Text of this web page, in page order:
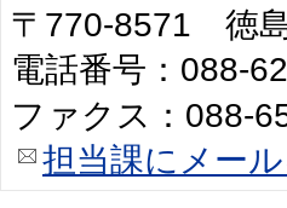
〒770-8571 徳
電話番号：088-
ファクス：088-
担当課にメー